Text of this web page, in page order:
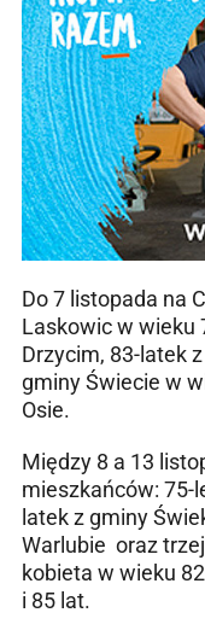
Do 7 listopada na
Laskowic w wieku
Drzycim, 83-latek
gminy Świecie w
Osie.
Między 8 a 13
mieszkańców: 75-
latek z gminy
Warlubie oraz
kobieta w wieku
i 85 lat.